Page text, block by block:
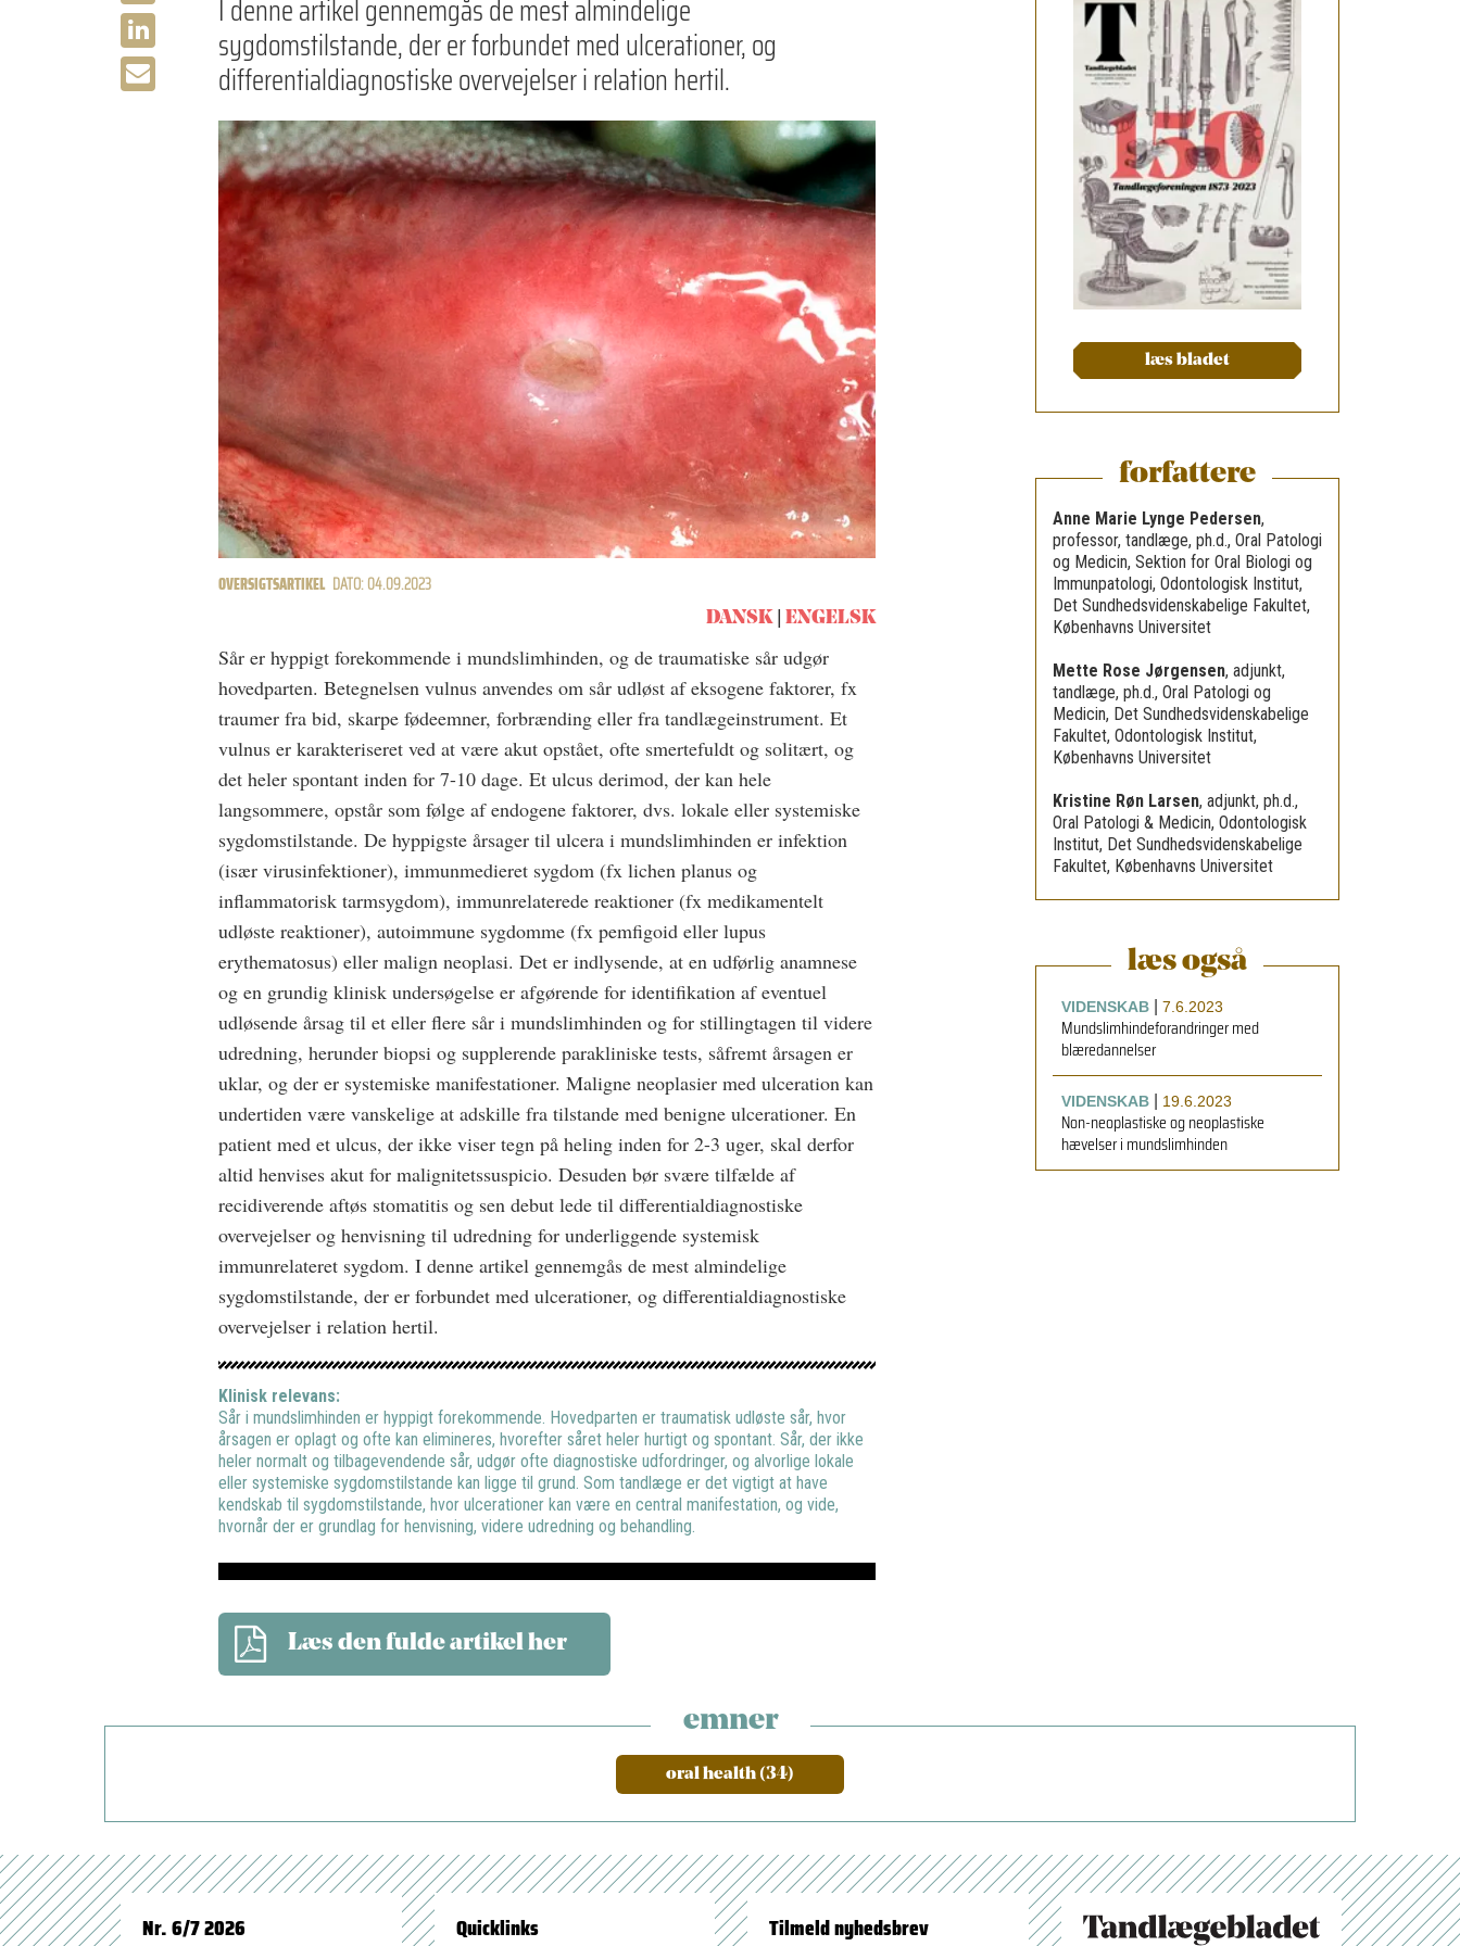
I denne artikel gennemgås de mest almindelige
sygdomstilstande, der er forbundet med ulcerationer, og
differentialdiagnostiske overvejelser i relation hertil.
OVERSIGTSARTIKEL DATO: 04.09.2023
DANSK ENGELSK
Sår er hyppigt forekommende i mundslimhinden, og de traumatiske sår udgør
hovedparten. Betegnelsen vulnus anvendes om sår udløst af eksogene faktorer, fx
traumer fra bid, skarpe fødeemner, forbrænding eller fra tandlægeinstrument. Et
vulnus er karakteriseret ved at være akut opstået, ofte smertefuldt og solitært, og
det heler spontant inden for 7-10 dage. Et ulcus derimod, der kan hele
langsommere, opstår som følge af endogene faktorer, dvs. lokale eller systemiske
sygdomstilstande. De hyppigste årsager til ulcera i mundslimhinden er infektion
(især virusinfektioner), immunmedieret sygdom (fx lichen planus og
inflammatorisk tarmsygdom), immunrelaterede reaktioner (fx medikamentelt
udløste reaktioner), autoimmune sygdomme (fx pemfigoid eller lupus
erythematosus) eller malign neoplasi. Det er indlysende, at en udførlig anamnese
og en grundig klinisk undersøgelse er afgørende for identifikation af eventuel
udløsende årsag til et eller flere sår i mundslimhinden og for stillingtagen til videre
udredning, herunder biopsi og supplerende parakliniske tests, såfremt årsagen er
uklar, og der er systemiske manifestationer. Maligne neoplasier med ulceration kan
undertiden være vanskelige at adskille fra tilstande med benigne ulcerationer. En
patient med et ulcus, der ikke viser tegn på heling inden for 2-3 uger, skal derfor
altid henvises akut for malignitetssuspicio. Desuden bør svære tilfælde af
recidiverende aftøs stomatitis og sen debut lede til differentialdiagnostiske
overvejelser og henvisning til udredning for underliggende systemisk
immunrelateret sygdom. I denne artikel gennemgås de mest almindelige
sygdomstilstande, der er forbundet med ulcerationer, og differentialdiagnostiske
overvejelser i relation hertil.
Klinisk relevans:
Sår i mundslimhinden er hyppigt forekommende. Hovedparten er traumatisk udløste sår, hvor
årsagen er oplagt og ofte kan elimineres, hvorefter såret heler hurtigt og spontant. Sår, der ikke
heler normalt og tilbagevendende sår, udgør ofte diagnostiske udfordringer, og alvorlige lokale
eller systemiske sygdomstilstande kan ligge til grund. Som tandlæge er det vigtigt at have
kendskab til sygdomstilstande, hvor ulcerationer kan være en central manifestation, og vide,
hvornår der er grundlag for henvisning, videre udredning og behandling.
Læs den fulde artikel her
læs bladet
forfattere
Anne Marie Lynge Pedersen,
professor, tandlæge, ph.d., Oral Patologi
og Medicin, Sektion for Oral Biologi og
Immunpatologi, Odontologisk Institut,
Det Sundhedsvidenskabelige Fakultet,
Københavns Universitet
Mette Rose Jørgensen, adjunkt,
tandlæge, ph.d., Oral Patologi og
Medicin, Det Sundhedsvidenskabelige
Fakultet, Odontologisk Institut,
Københavns Universitet
Kristine Røn Larsen, adjunkt, ph.d.,
Oral Patologi & Medicin, Odontologisk
Institut, Det Sundhedsvidenskabelige
Fakultet, Københavns Universitet
læs også
VIDENSKAB| 7.6.2023
Mundslimhindeforandringer med
blæredannelser
VIDENSKAB| 19.6.2023
Non-neoplastiske og neoplastiske
hævelser i mundslimhinden
emner
oral health (34)
Nr. 6/7 2026 Quicklinks Tilmeld nyhedsbrev